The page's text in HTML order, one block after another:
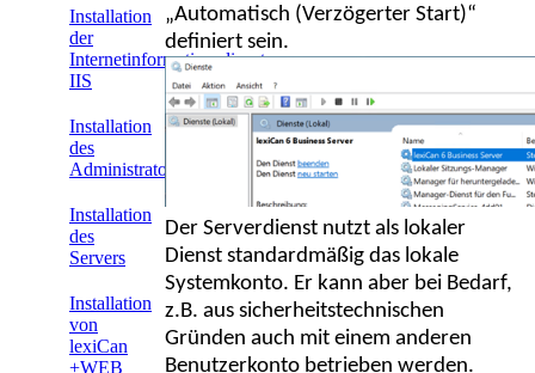
Installation
der
Internetinformationsdienste
IIS
Installation
des
Administrators
Installation
des
Servers
Installation
von
lexiCan
+WEB
„Automatisch (Verzögerter Start)“
definiert sein.
Der Serverdienst nutzt als lokaler
Dienst standardmäßig das lokale
Systemkonto. Er kann aber bei Bedarf,
z.B. aus sicherheitstechnischen
Gründen auch mit einem anderen
Benutzerkonto betrieben werden.